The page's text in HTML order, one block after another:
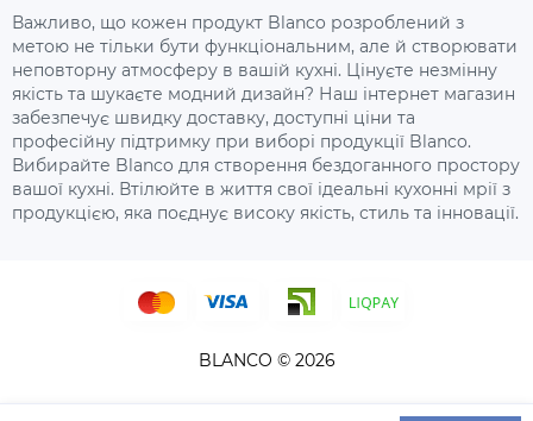
Важливо, що кожен продукт Blanco розроблений з
метою не тільки бути функціональним, але й створювати
неповторну атмосферу в вашій кухні. Цінуєте незмінну
якість та шукаєте модний дизайн? Наш інтернет магазин
забезпечує швидку доставку, доступні ціни та
професійну підтримку при виборі продукції Blanco.
Вибирайте Blanco для створення бездоганного простору
вашої кухні. Втілюйте в життя свої ідеальні кухонні мрії з
продукцією, яка поєднує високу якість, стиль та інновації.
BLANCO © 2026